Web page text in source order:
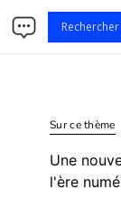
Sur ce thème
Une
l'ère